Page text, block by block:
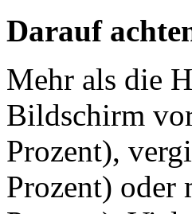
Darauf
Mehr als die
Bildschirm
Prozent),
Prozent) oder